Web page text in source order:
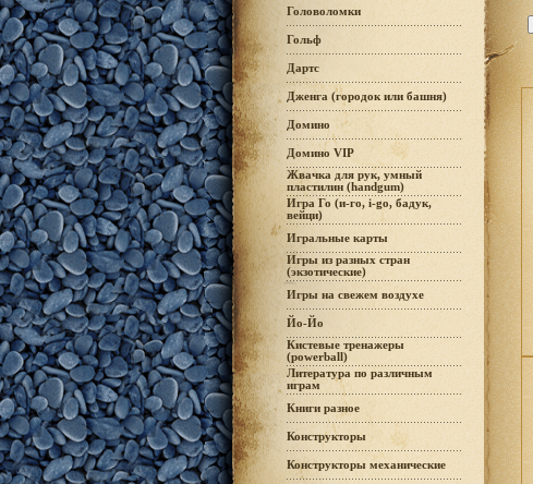
Головоломки
Гольф
Дартс
Дженга (городок или башня)
Домино
Домино VIP
Жвачка для рук, умный
пластилин (handgum)
Игра Го (и-го, i-go, бадук,
вейци)
Игральные карты
Игры из разных стран
(экзотические)
Игры на свежем воздухе
Йо-Йо
Кистевые тренажеры
(powerball)
Литература по различным
играм
Книги разное
Конструкторы
Конструкторы механические